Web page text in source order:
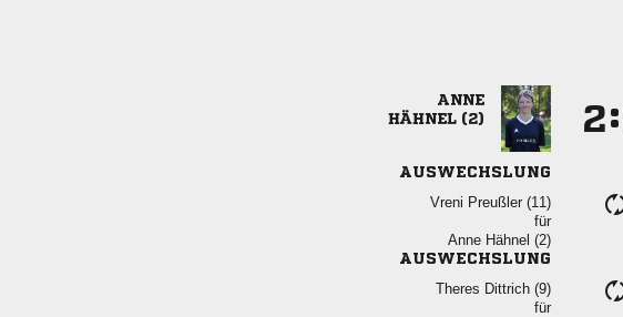

 
:
AUSWECHSLUNG
  
für
  
AUSWECHSLUNG
  
für